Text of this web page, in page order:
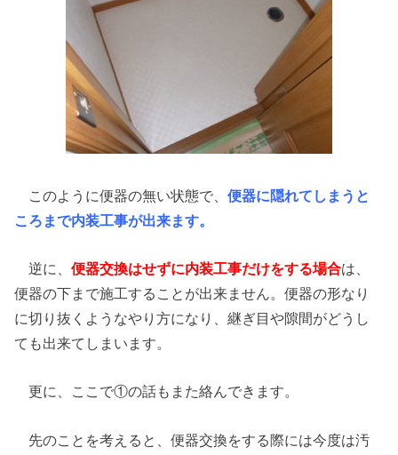
このように便器の無い状態で、便器に隠れてしまうと
ころまで内装工事が出来ます。
逆に、便器交換はせずに内装工事だけをする場合は、
便器の下まで施工することが出来ません。便器の形なり
に切り抜くようなやり方になり、継ぎ目や隙間がどうし
ても出来てしまいます。
更に、ここで①の話もまた絡んできます。
先のことを考えると、便器交換をする際には今度は汚